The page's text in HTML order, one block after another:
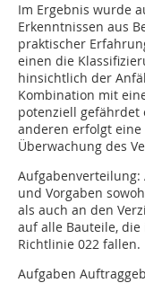
Im Ergebnis wurde
Erkenntnissen aus
praktischer
einen die
hinsichtlich der
Kombination mit
potenziell gefährdet
anderen erfolgt
Überwachung des
Aufgabenverteilung:
und Vorgaben
als auch an den
auf alle Bauteile,
Richtlinie 022 fallen.
Aufgaben